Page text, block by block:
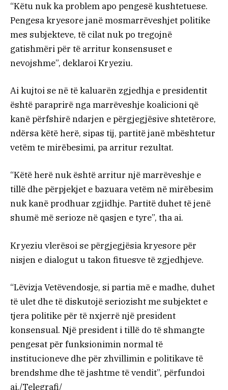
“Këtu nuk ka problem apo pengesë kushtetuese.
Pengesa kryesore janë mosmarrëveshjet politike
mes subjekteve, të cilat nuk po tregojnë
gatishmëri për të arritur konsensuset e
nevojshme”, deklaroi Kryeziu.
Ai kujtoi se në të kaluarën zgjedhja e presidentit
është paraprirë nga marrëveshje koalicioni që
kanë përfshirë ndarjen e përgjegjësive shtetërore,
ndërsa këtë herë, sipas tij, partitë janë mbështetur
vetëm te mirëbesimi, pa arritur rezultat.
“Këtë herë nuk është arritur një marrëveshje e
tillë dhe përpjekjet e bazuara vetëm në mirëbesim
nuk kanë prodhuar zgjidhje. Partitë duhet të jenë
shumë më serioze në qasjen e tyre”, tha ai.
Kryeziu vlerësoi se përgjegjësia kryesore për
nisjen e dialogut u takon fituesve të zgjedhjeve.
“Lëvizja Vetëvendosje, si partia më e madhe, duhet
të ulet dhe të diskutojë seriozisht me subjektet e
tjera politike për të nxjerrë një president
konsensual. Një president i tillë do të shmangte
pengesat për funksionimin normal të
institucioneve dhe për zhvillimin e politikave të
brendshme dhe të jashtme të vendit”, përfundoi
ai./Telegrafi/